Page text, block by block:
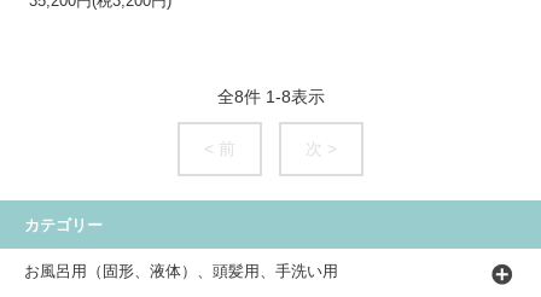
全8件 1-8表示
< 前 次 >
カテゴリー
お風呂用（固形、液体）、頭髪用、手洗い用